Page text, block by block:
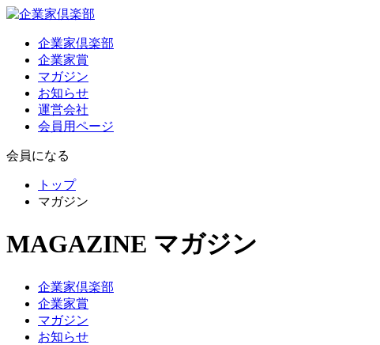
企業家倶楽部
企業家賞
マガジン
お知らせ
運営会社
会員用ページ
会員になる
トップ
マガジン
MAGAZINE マガジン
企業家倶楽部
企業家賞
マガジン
お知らせ